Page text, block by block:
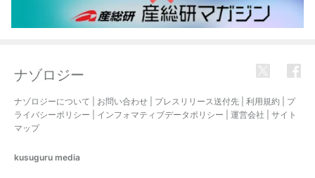
ナゾロジー
ナゾロジーについて お問い合わせ プレスリリース送付先 利用規約
プ
ライバシーポリシー
インフォマティブデータポリシー 運営会社
サイト
マップ
kusuguru media